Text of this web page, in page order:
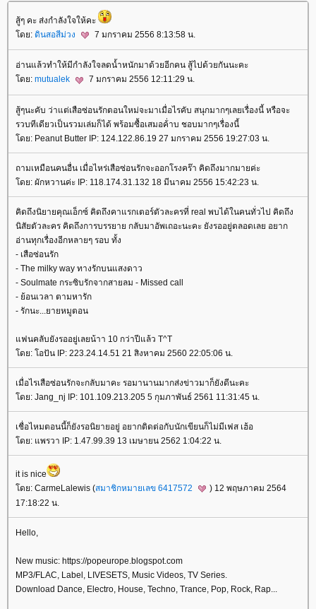
สู้ๆ คะ ส่งกำลังใจให้คะ
ดย: ดินสอสีม่วง 7 มกราคม 2556 8:13:58 น.
อ่านแล้วทำให้มีกำลังใจลดน้ำหนักมาด้วยอีกคน สู้ไปด้วยกันนะคะ
ดย: mutualek 7 มกราคม 2556 12:11:29 น.
สู้ๆนะคับ ว่าแต่เสือซ่อนรักตอนใหม่จะมาเมื่อไรคับ สนุกมากๆเลยเรื่องนี้ หรือจะ
รวบทีเดียวเป็นรวมเล่มก็ได้ พร้อมซื้อเสมอค้่าบ ชอบมากๆเรื่องนี้
ดย: Peanut Butter IP: 124.122.86.19 27 มกราคม 2556 19:27:03 น.
ถามเหมือนคนอื่น เมื่อไหร่เสือซ่อนรักจะออกโรงคร๊า คิดถึงมากมายค่ะ
ดย: ผักหวานค่ะ IP: 118.174.31.132 18 มีนาคม 2556 15:42:23 น.
คิดถึงนิยายคุณเอ็กซ์ คิดถึงคาแรกเตอร์ตัวละครที่ real พบได้ในคนทั่วไป คิดถึง
นิสัยตัวละคร คิดถึงการบรรยาย กลับมาอัพเถอะนะคะ ยังรออยู่ตลอดเลย อยาก
อ่านทุกเรื่องอีกหลายๆ รอบ ทั้ง
- เสือซ่อนรัก
- The milky way ทางรักบนแสงดาว
- Soulmate กระซิบรักจากสายลม - Missed call
- ย้อนเวลา ตามหารัก
- รักนะ...ยายหมูตอน
ฟนคลับยังรออยู่เลยน้าา 10 กว่าปีแล้ว T^T
ดย: โอปัน IP: 223.24.14.51 21 สิงหาคม 2560 22:05:06 น.
เมื่อไรเสือซ่อนรักจะกลับมาคะ รอมานานมากส่งข่าวมาก็ยังดีนะคะ
ดย: Jang_nj IP: 101.109.213.205 5 กุมภาพันธ์ 2561 11:31:45 น.
เชื่อไหมตอนนี้ก็ยังรอนิยายอยู่ อยากติดต่อกับนักเขียนก็ไม่มีเฟส เฮ้อ
ดย: แพรวา IP: 1.47.99.39 13 เมษายน 2562 1:04:22 น.
it is nice
ดย: CarmeLalewis (สมาชิกหมายเลข 6417572
) 12 พฤษภาคม 2564
17:18:22 น.
Hello,
New music: https://popeurope.blogspot.com
MP3/FLAC, Label, LIVESETS, Music Videos, TV Series.
Download Dance, Electro, House, Techno, Trance, Pop, Rock, Rap...